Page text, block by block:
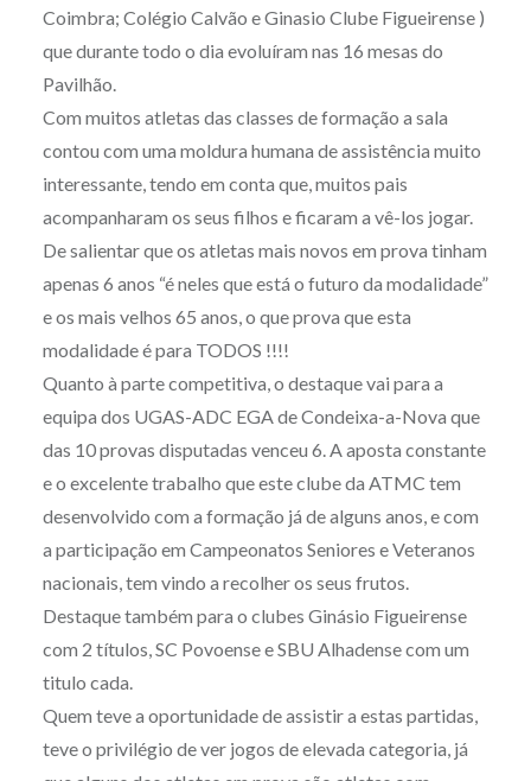
Coimbra; Colégio Calvão e Ginasio Clube Figueirense )
que durante todo o dia evoluíram nas 16 mesas do
Pavilhão.
Com muitos atletas das classes de formação a sala
contou com uma moldura humana de assistência muito
interessante, tendo em conta que, muitos pais
acompanharam os seus filhos e ficaram a vê-los jogar.
De salientar que os atletas mais novos em prova tinham
apenas 6 anos “é neles que está o futuro da modalidade”
e os mais velhos 65 anos, o que prova que esta
modalidade é para TODOS !!!!
Quanto à parte competitiva, o destaque vai para a
equipa dos UGAS-ADC EGA de Condeixa-a-Nova que
das 10 provas disputadas venceu 6. A aposta constante
e o excelente trabalho que este clube da ATMC tem
desenvolvido com a formação já de alguns anos, e com
a participação em Campeonatos Seniores e Veteranos
nacionais, tem vindo a recolher os seus frutos.
Destaque também para o clubes Ginásio Figueirense
com 2 títulos, SC Povoense e SBU Alhadense com um
titulo cada.
Quem teve a oportunidade de assistir a estas partidas,
teve o privilégio de ver jogos de elevada categoria, já